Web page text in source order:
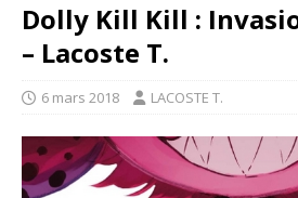
Dolly Kill Kill :
– Lacoste T.
6 mars 2018 LACOSTE T.